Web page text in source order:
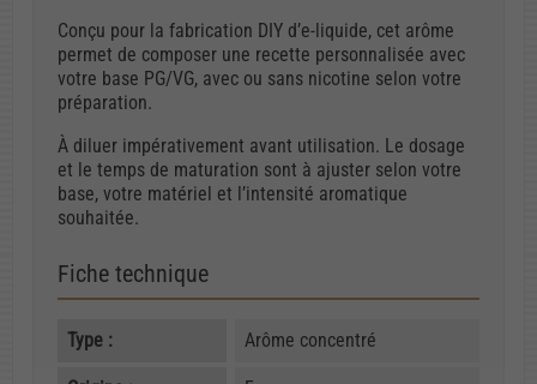
Conçu pour la fabrication DIY d’e-liquide, cet arôme
permet de composer une recette personnalisée avec
votre base PG/VG, avec ou sans nicotine selon votre
préparation.
À diluer impérativement avant utilisation. Le dosage
et le temps de maturation sont à ajuster selon votre
base, votre matériel et l’intensité aromatique
souhaitée.
Fiche technique
Type : Arôme concentré